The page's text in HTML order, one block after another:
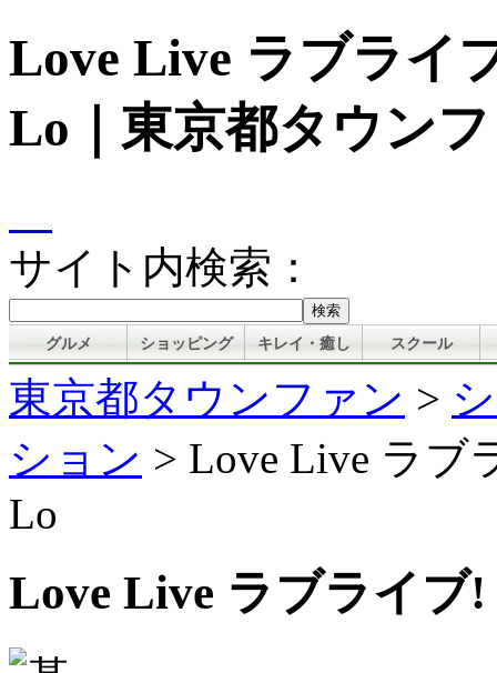
Love Live ラブライ
Lo｜東京都タウン
サイト内検索：
グルメ ショッピング キレイ・癒し スクール
東京都タウンファン >
ション > Love Live ラブ
Lo
Love Live ラブライブ